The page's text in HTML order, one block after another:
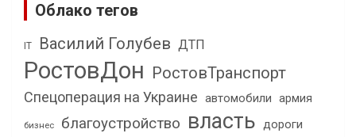
Облако тегов
IT Василий Голубев ДТП
РостовДон РостовТранспорт
Спецоперация на Украине автомобили армия
бизнес благоустройство власть дороги